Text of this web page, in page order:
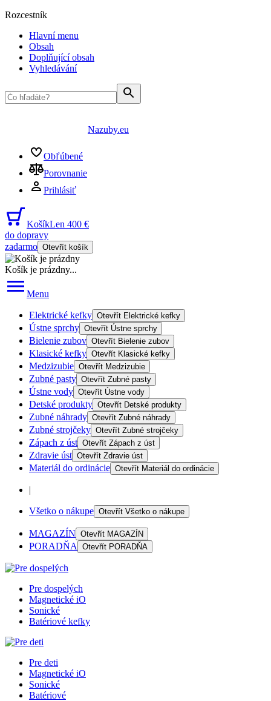
Rozcestník
Hlavní menu
Obsah
Doplňující obsah
Vyhledávání
Nazuby.eu
Obľúbené
Porovnanie
Prihlásiť
KošíkLen 400 €
do dopravy
zadarmo Otevřít košík
Košík je prázdny...
Menu
Elektrické kefky Otevřít Elektrické kefky
Ústne sprchy Otevřít Ústne sprchy
Bielenie zubov Otevřít Bielenie zubov
Klasické kefky Otevřít Klasické kefky
Medzizubie Otevřít Medzizubie
Zubné pasty Otevřít Zubné pasty
Ústne vody Otevřít Ústne vody
Detské produkty Otevřít Detské produkty
Zubné náhrady Otevřít Zubné náhrady
Zubné strojčeky Otevřít Zubné strojčeky
Zápach z úst Otevřít Zápach z úst
Zdravie úst Otevřít Zdravie úst
Materiál do ordinácie Otevřít Materiál do ordinácie
|
Všetko o nákupe Otevřít Všetko o nákupe
MAGAZÍN Otevřít MAGAZÍN
PORADŇA Otevřít PORADŇA
Pre dospelých
Magnetické iO
Sonické
Batériové kefky
Pre deti
Magnetické iO
Sonické
Batériové